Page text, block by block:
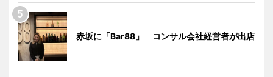
赤坂に「Bar88」 コンサル会社経営者が出店